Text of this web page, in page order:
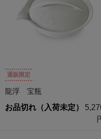
通販限定
龍浮 宝瓶
お品切れ（入荷未定）